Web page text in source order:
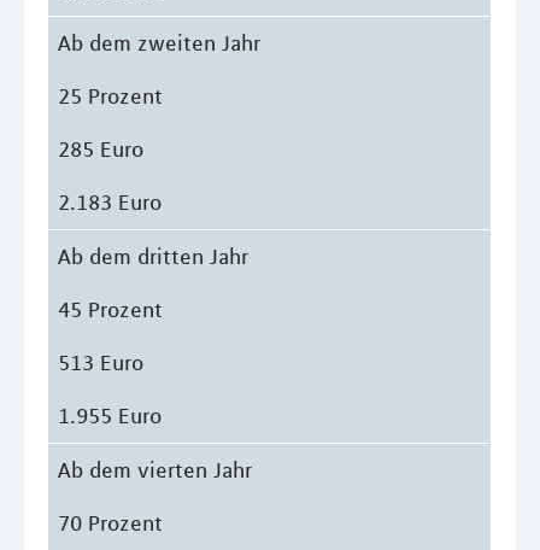
Ab dem zweiten Jahr
25 Prozent
285 Euro
2.183 Euro
Ab dem dritten Jahr
45 Prozent
513 Euro
1.955 Euro
Ab dem vierten Jahr
70 Prozent